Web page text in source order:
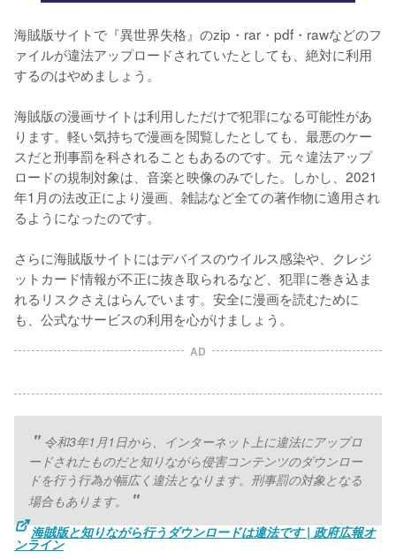
海賊版サイトで『異世界失格』のzip・rar・pdf・rawなどのフ
ァイルが違法アップロードされていたとしても、絶対に利用
するのはやめましょう。
海賊版の漫画サイトは利用しただけで犯罪になる可能性があ
ります。軽い気持ちで漫画を閲覧したとしても、最悪のケー
スだと刑事罰を科されることもあるのです。元々違法アップ
ロードの規制対象は、音楽と映像のみでした。しかし、2021
年1月の法改正により漫画、雑誌など全ての著作物に適用され
るようになったのです。
さらに海賊版サイトにはデバイスのウイルス感染や、クレジ
ットカード情報が不正に抜き取られるなど、犯罪に巻き込ま
れるリスクさえはらんでいます。安全に漫画を読むために
も、公式なサービスの利用を心がけましょう。
AD
令和3年1月1日から、インターネット上に違法にアップロ
ードされたものだと知りながら侵害コンテンツのダウンロー
ドを行う行為が幅広く違法となります。刑事罰の対象となる
場合もあります。
海賊版と知りながら行うダウンロードは違法です | 政府広報オ
ンライン